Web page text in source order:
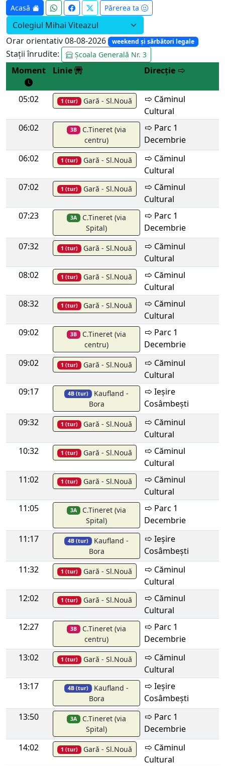
Acasă Părerea ta
Orar orientativ 08-08-2026 weekend și sărbători legale
Stații înrudite: Școala Generală Nr. 3
Moment Linie Direcție
05:02 1 (tur) Gară - Sl.Nouă
Căminul
Cultural
06:02
3B C.Tineret (via
centru)
Parc 1
Decembrie
06:02
1 (tur) Gară - Sl.Nouă
Căminul
Cultural
07:02
1 (tur) Gară - Sl.Nouă
Căminul
Cultural
07:23
3A C.Tineret (via
Spital)
Parc 1
Decembrie
07:32
1 (tur) Gară - Sl.Nouă
Căminul
Cultural
08:02
1 (tur) Gară - Sl.Nouă
Căminul
Cultural
08:32
1 (tur) Gară - Sl.Nouă
Căminul
Cultural
09:02
3B C.Tineret (via
centru)
Parc 1
Decembrie
09:02
1 (tur) Gară - Sl.Nouă
Căminul
Cultural
09:17
4B (tur) Kaufland -
Bora
Ieșire
Cosâmbești
09:32
1 (tur) Gară - Sl.Nouă
Căminul
Cultural
10:32
1 (tur) Gară - Sl.Nouă
Căminul
Cultural
11:02
1 (tur) Gară - Sl.Nouă
Căminul
Cultural
11:05
3A C.Tineret (via
Spital)
Parc 1
Decembrie
11:17
4B (tur) Kaufland -
Bora
Ieșire
Cosâmbești
11:32
1 (tur) Gară - Sl.Nouă
Căminul
Cultural
12:02
1 (tur) Gară - Sl.Nouă
Căminul
Cultural
12:27
3B C.Tineret (via
centru)
Parc 1
Decembrie
13:02
1 (tur) Gară - Sl.Nouă
Căminul
Cultural
13:17
4B (tur) Kaufland -
Bora
Ieșire
Cosâmbești
13:50
3A C.Tineret (via
Spital)
Parc 1
Decembrie
14:02
1 (tur) Gară - Sl.Nouă
Căminul
Cultural